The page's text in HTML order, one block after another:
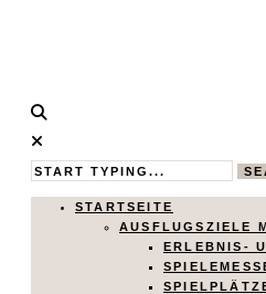
Calistas
Traum
MAMABLOG
STARTSEITE
AUSFLUGSZIELE
ERLEBNIS-